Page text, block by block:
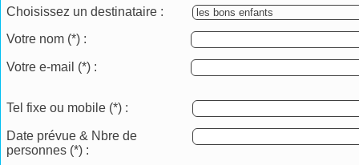
Choisissez un destinataire :
Votre nom (*) :
Votre e-mail (*) :
Tel fixe ou mobile (*) :
Date prévue & Nbre de
personnes (*) :